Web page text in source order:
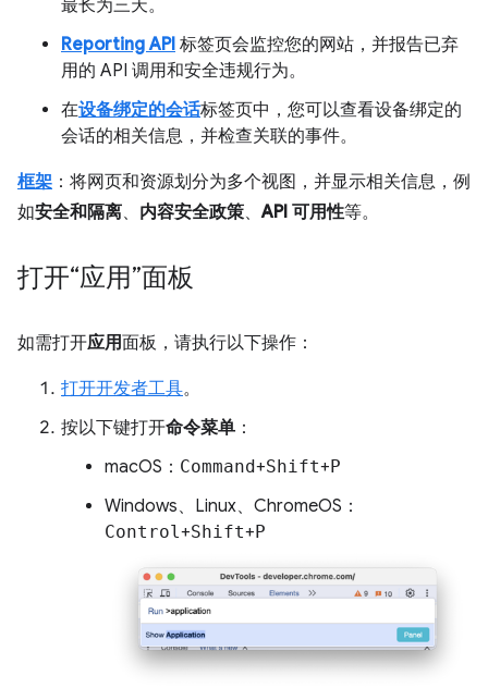
最长为三天。
Reporting API 标签页会监控您的网站，并报告已弃
用的 API 调用和安全违规行为。
在设备绑定的会话标签页中，您可以查看设备绑定的
会话的相关信息，并检查关联的事件。
框架 ：将网页和资源划分为多个视图，并显示相关信息，例
如安全和隔离、 内容安全政策、API 可用性等。
打开“应用”面板
如需打开应用面板，请执行以下操作：
打开开发者工具。
按以下键打开命令菜单 ：
macOS： Command+Shift+P
Windows、Linux、ChromeOS：
Control+Shift+P